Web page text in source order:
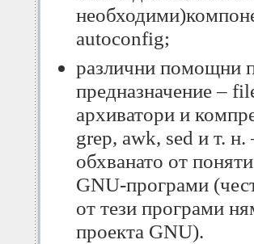
autoconfig;
различни помощни
предназначение –
архиватори и
grep, awk, sed и т. н.
обхванато от
GNU-програми
от тези програми
проекта GNU).